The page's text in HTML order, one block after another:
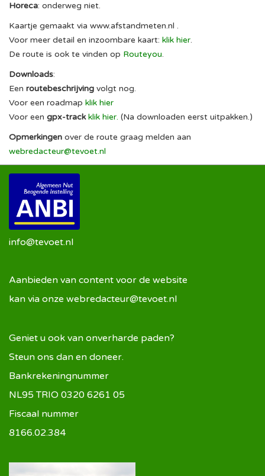
Horeca: onderweg niet.
Kaartje gemaakt via www.afstandmeten.nl .
Voor meer detail en inzoombare kaart: klik hier.
De route is ook te vinden op Routeyou.
Downloads:
Een routebeschrijving volgt nog.
Voor een roadmap klik hier
Voor een gpx-track klik hier. (Na downloaden eerst uitpakken.)
Opmerkingen over de route graag melden aan
webredacteur@tevoet.nl
info@tevoet.nl
Aanbieden van content voor de website
kan via onze webredacteur@tevoet.nl
Geniet u ook van onverharde paden?
Steun ons dan en doneer.
Bankrekeningnummer
NL95 TRIO 0320 6261 05
Fiscaal nummer
8166.02.384